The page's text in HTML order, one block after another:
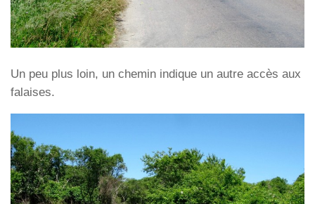
Un peu plus loin, un chemin indique un autre accès aux
falaises.